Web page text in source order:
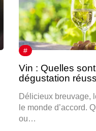
#
Vin : Quelles
dégustation
Délicieux breuvage,
le monde d’accord.
ou…